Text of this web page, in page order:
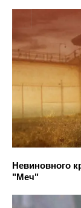
Невиновного
"Меч"